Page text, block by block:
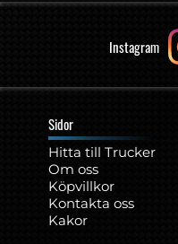
Instagram
Sidor
Hitta till Trucker
Om oss
Köpvillkor
Kontakta oss
Kakor